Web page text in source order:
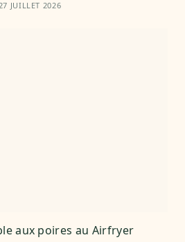
27 JUILLET 2026
aux poires au Airfryer